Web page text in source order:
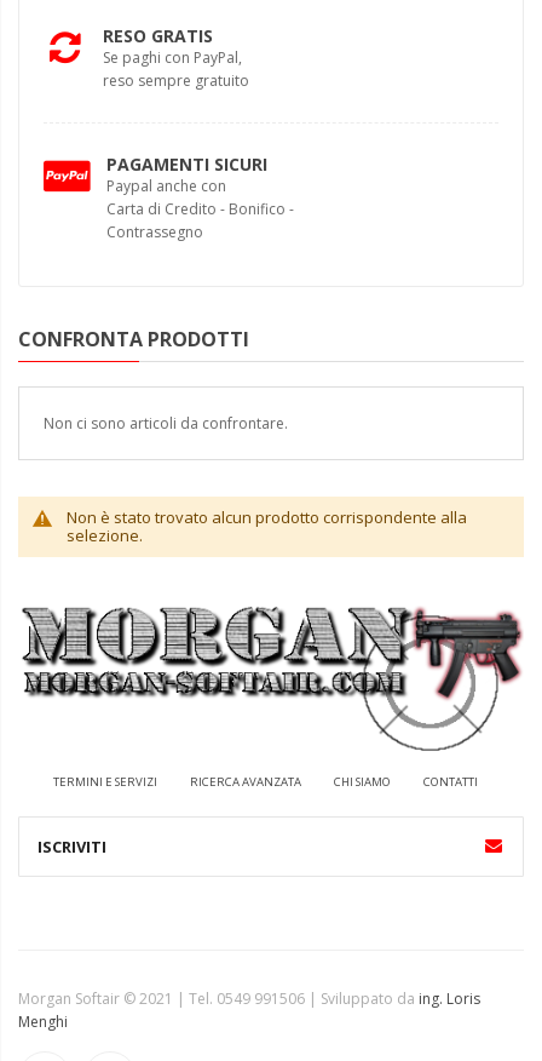
RESO GRATIS
Se paghi con PayPal,
reso sempre gratuito
PAGAMENTI SICURI
Paypal anche con
Carta di Credito - Bonifico -
Contrassegno
CONFRONTA PRODOTTI
Non ci sono articoli da confrontare.
Non è stato trovato alcun prodotto corrispondente alla
selezione.
TERMINI E SERVIZI RICERCA AVANZATA CHI SIAMO CONTATTI
Morgan Softair © 2021 | Tel. 0549 991506 | Sviluppato da ing. Loris
Menghi